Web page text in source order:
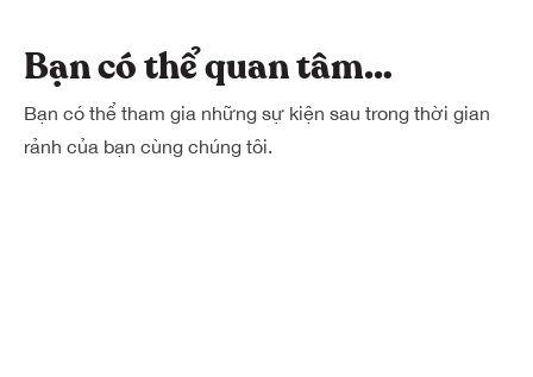
Bạn có thể quan tâm…
Bạn có thể tham gia những sự kiện sau trong thời gian
rảnh của bạn cùng chúng tôi.